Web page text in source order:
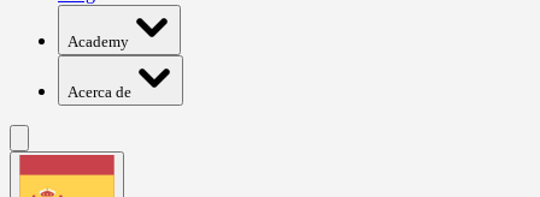
Academy
Acerca de